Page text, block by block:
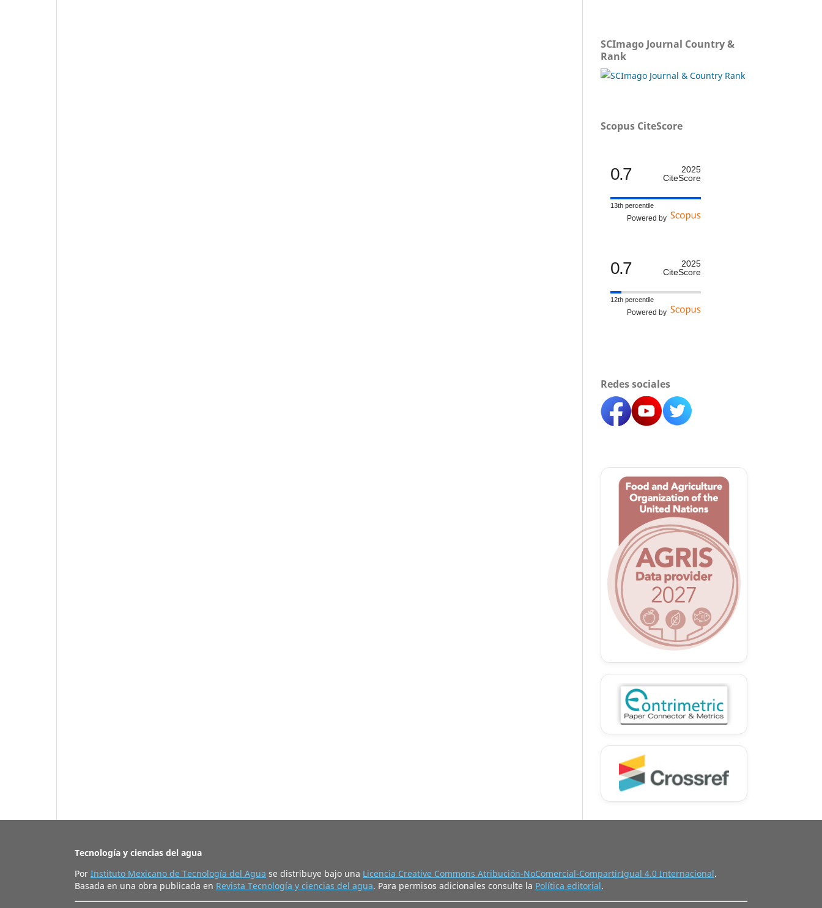
SCImago Journal Country &
Rank
Scopus CiteScore
0.7
2025
CiteScore
13th percentile
Powered by
0.7
2025
CiteScore
12th percentile
Powered by
Redes sociales
Tecnología y ciencias del agua
Por Instituto Mexicano de Tecnología del Agua se distribuye bajo una Licencia Creative Commons Atribución-NoComercial-CompartirIgual 4.0 Internacional.
Basada en una obra publicada en Revista Tecnología y ciencias del agua. Para permisos adicionales consulte la Política editorial.